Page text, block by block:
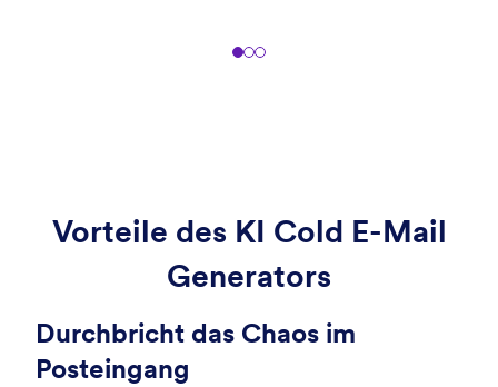
Vorteile des KI Cold E-Mail
Generators
Durchbricht das Chaos im
Posteingang